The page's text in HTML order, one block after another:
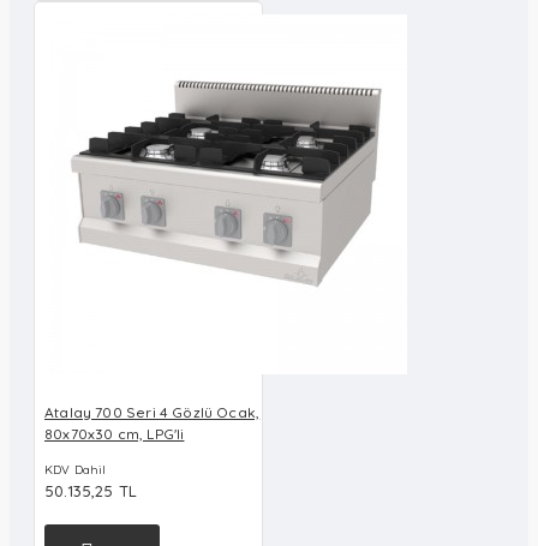
Atalay 700 Seri 4 Gözlü Ocak,
80x70x30 cm, LPG'li
KDV Dahil
50.135,25 TL